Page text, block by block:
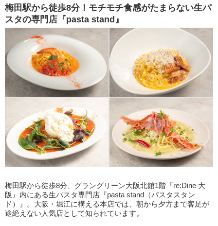
梅田駅から徒歩8分！モチモチ食感がたまらない生パ
スタの専門店『pasta stand』
梅田駅から徒歩8分、グラングリーン大阪北館1階『re:Dine 大
阪』内にある生パスタ専門店『pasta stand（パスタスタン
ド）』。大阪・堀江に構える本店では、朝から夕方まで客足が
途絶えない人気店として知られています。